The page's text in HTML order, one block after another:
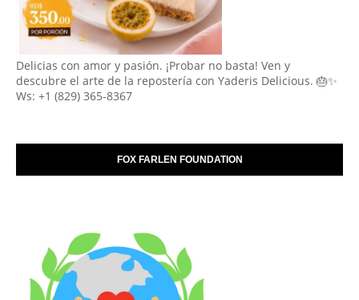
Delicias con amor y pasión. ¡Probar no basta! Ven y
descubre el arte de la repostería con Yaderis Delicious. 🎂✨
Ws: +1 (829) 365-8367
FOX FARLEN FOUNDATION